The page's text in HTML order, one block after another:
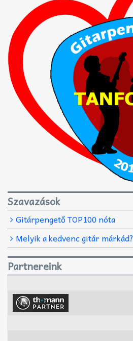
Szavazások
Gitárpengető TOP100 nóta
Melyik a kedvenc gitár márkád?
Partnereink